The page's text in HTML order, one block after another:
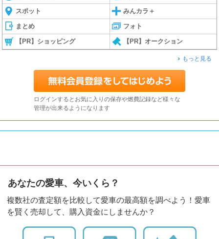
スポット みんカラ＋
まとめ フォト
【PR】ショッピング 【PR】オークション
もっと見る
ログインするとお気に入りの保存や燃費記録など様々な
管理が出来るようになります
あなたの愛車、今いくら？
複数社の査定額を比較して愛車の最高額を調べよう！愛車
を賢く売却して、購入資金にしませんか？